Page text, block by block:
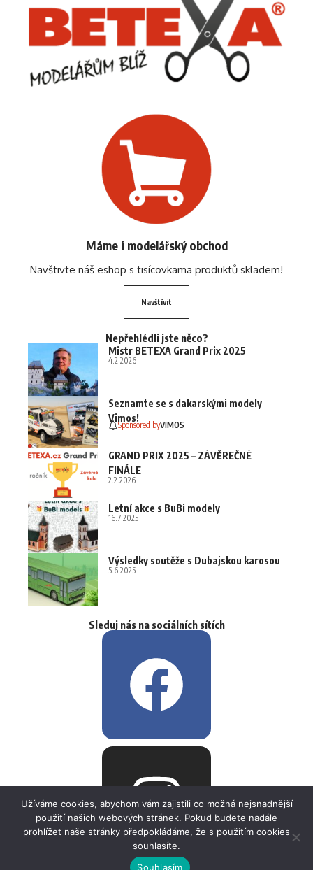
Máme i modelářský obchod
Navštivte náš eshop s tisícovkama produktů skladem!
Navštívit
Nepřehlédli jste něco?
Mistr BETEXA Grand Prix 2025
4.2.2026
Seznamte se s dakarskými modely
Vimos!
Sponsored byVIMOS
GRAND PRIX 2025 – ZÁVĚREČNÉ
FINÁLE
2.2.2026
Letní akce s BuBi modely
16.7.2025
Výsledky soutěže s Dubajskou karosou
5.6.2025
Sleduj nás na sociálních sítích
Užíváme cookies, abychom vám zajistili co možná nejsnadnější
použití našich webových stránek. Pokud budete nadále
prohlížet naše stránky předpokládáme, že s použitím cookies
souhlasíte.
Souhlasím